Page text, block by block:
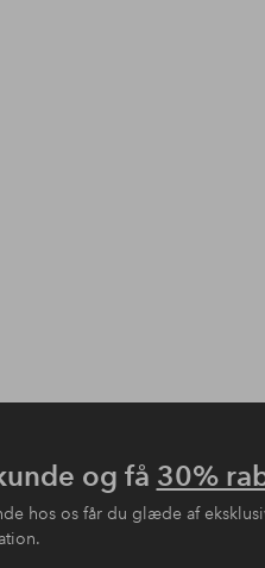
og få 30%
hos os får du glæde af